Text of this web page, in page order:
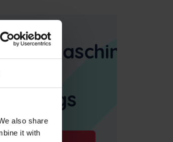
also share
it with